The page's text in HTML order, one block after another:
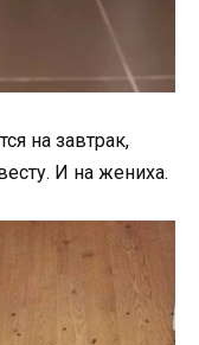
на завтрак,
И на жениха.